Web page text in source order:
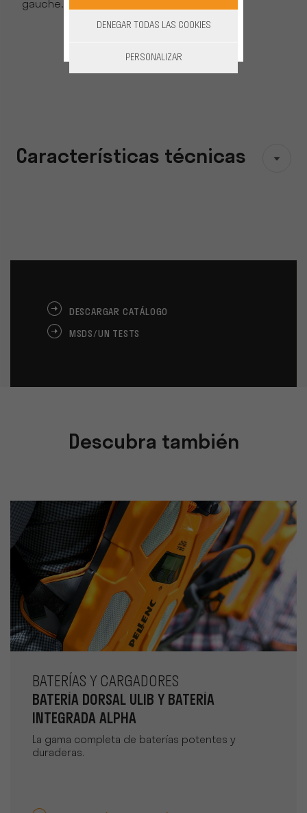
gauche.
Características técnicas
DESCARGAR CATÁLOGO
MSDS/UN TESTS
Descubra también
BATERÍAS Y CARGADORES
BATERÍA DORSAL ULIB Y BATERÍA
INTEGRADA ALPHA
La gama completa de baterías potentes y
duraderas.
DENEGAR TODAS LAS COOKIES
PERSONALIZAR